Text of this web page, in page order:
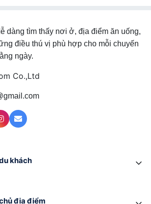
dàng tìm thấy nơi ở, địa điểm ăn uống,
điều thú vị phù hợp cho mỗi chuyến
ngày.
Co.,Ltd
khách
địa điểm